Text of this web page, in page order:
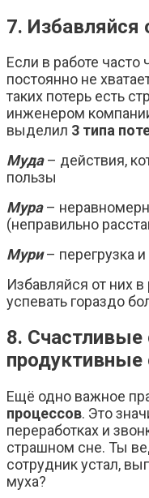
7. Избавляйся
Если в работе часто
постоянно не
таких потерь есть
инженером
выделил 3 типа
Муда– действия,
пользы
Мура–
(неправильно
Мури– перегрузка и
Избавляйся от них
успевать гораздо
8. Счастливые
продуктивные
Ещё одно важное
процессов. Это
переработках и
страшном сне. Ты
сотрудник устал,
муха?